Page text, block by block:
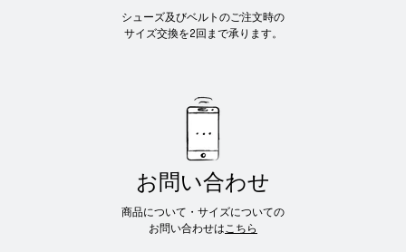
シューズ及びベルトのご注文時の
サイズ交換を2回まで承ります。
お問い合わせ
商品について・サイズについての
お問い合わせはこちら